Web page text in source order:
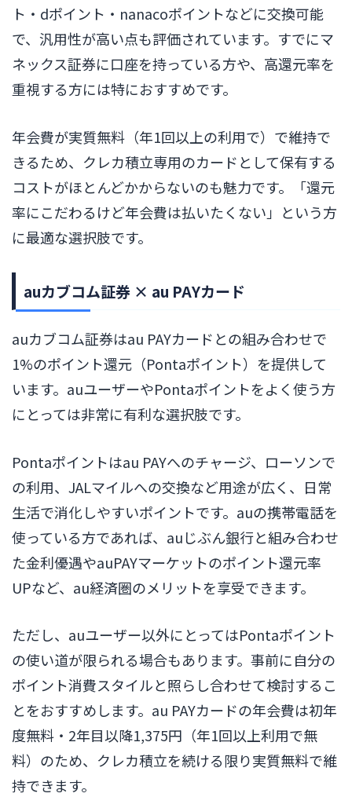
ト・dポイント・nanacoポイントなどに交換可能
で、汎用性が高い点も評価されています。すでにマ
ネックス証券に口座を持っている方や、高還元率を
重視する方には特におすすめです。
年会費が実質無料（年1回以上の利用で）で維持で
きるため、クレカ積立専用のカードとして保有する
コストがほとんどかからないのも魅力です。「還元
率にこだわるけど年会費は払いたくない」という方
に最適な選択肢です。
auカブコム証券 × au PAYカード
auカブコム証券はau PAYカードとの組み合わせで
1%のポイント還元（Pontaポイント）を提供して
います。auユーザーやPontaポイントをよく使う方
にとっては非常に有利な選択肢です。
Pontaポイントはau PAYへのチャージ、ローソンで
の利用、JALマイルへの交換など用途が広く、日常
生活で消化しやすいポイントです。auの携帯電話を
使っている方であれば、auじぶん銀行と組み合わせ
た金利優遇やauPAYマーケットのポイント還元率
UPなど、au経済圏のメリットを享受できます。
ただし、auユーザー以外にとってはPontaポイント
の使い道が限られる場合もあります。事前に自分の
ポイント消費スタイルと照らし合わせて検討するこ
とをおすすめします。au PAYカードの年会費は初年
度無料・2年目以降1,375円（年1回以上利用で無
料）のため、クレカ積立を続ける限り実質無料で維
持できます。